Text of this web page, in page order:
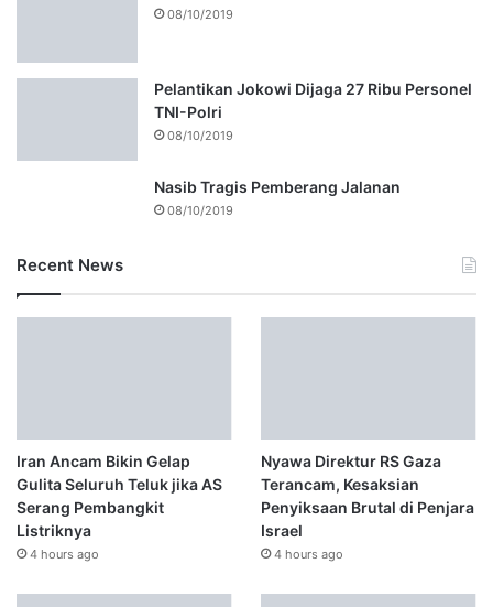
08/10/2019
Pelantikan Jokowi Dijaga 27 Ribu Personel
TNI-Polri
08/10/2019
Nasib Tragis Pemberang Jalanan
08/10/2019
Recent News
Iran Ancam Bikin Gelap
Gulita Seluruh Teluk jika AS
Serang Pembangkit
Listriknya
4 hours ago
Nyawa Direktur RS Gaza
Terancam, Kesaksian
Penyiksaan Brutal di Penjara
Israel
4 hours ago